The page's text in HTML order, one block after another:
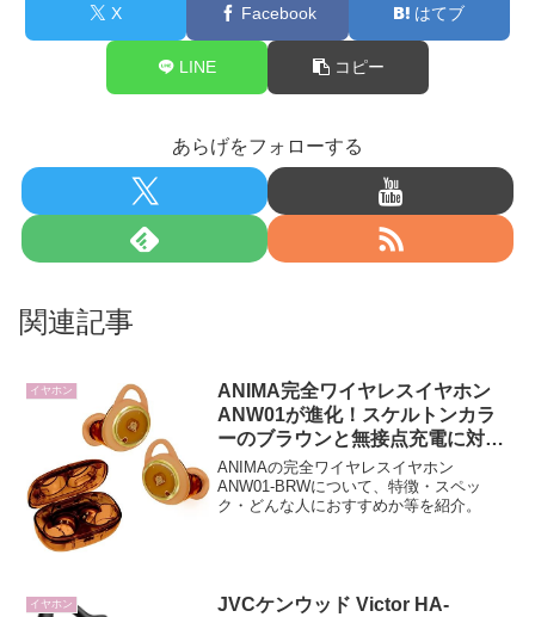
X Facebook はてブ
LINE コピー
あらげをフォローする
関連記事
イヤホン
ANIMA完全ワイヤレスイヤホン
ANW01が進化！スケルトンカラ
ーのブラウンと無接点充電に対
応！ 特徴・スペック等
ANIMAの完全ワイヤレスイヤホン
ANW01-BRWについて、特徴・スペッ
ク・どんな人におすすめか等を紹介。
イヤホン
JVCケンウッド Victor HA-